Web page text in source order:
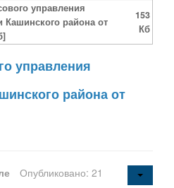
управления
Кашинского района от
153
Кб
управления
района от
Опубликовано: 21